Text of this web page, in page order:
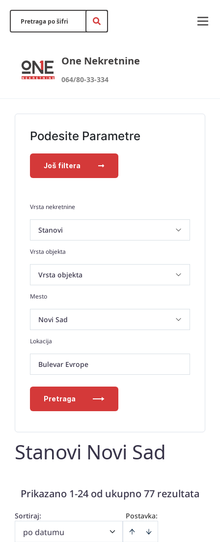
One Nekretnine
064/80-33-334
Podesite Parametre
Još filtera
Vrsta nekretnine
Vrsta objekta
Mesto
Lokacija
Bulevar Evrope
Pretraga
Stanovi Novi Sad
Prikazano 1-24 od ukupno 77 rezultata
Postavka:
Sortiraj:
po datumu